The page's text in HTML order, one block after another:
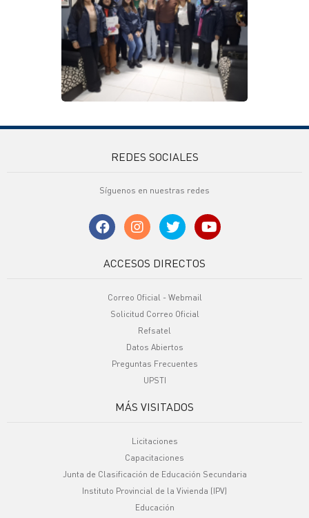
REDES SOCIALES
Síguenos en nuestras redes
ACCESOS DIRECTOS
Correo Oficial - Webmail
Solicitud Correo Oficial
Refsatel
Datos Abiertos
Preguntas Frecuentes
UPSTI
MÁS VISITADOS
Licitaciones
Capacitaciones
Junta de Clasificación de Educación Secundaria
Instituto Provincial de la Vivienda (IPV)
Educación